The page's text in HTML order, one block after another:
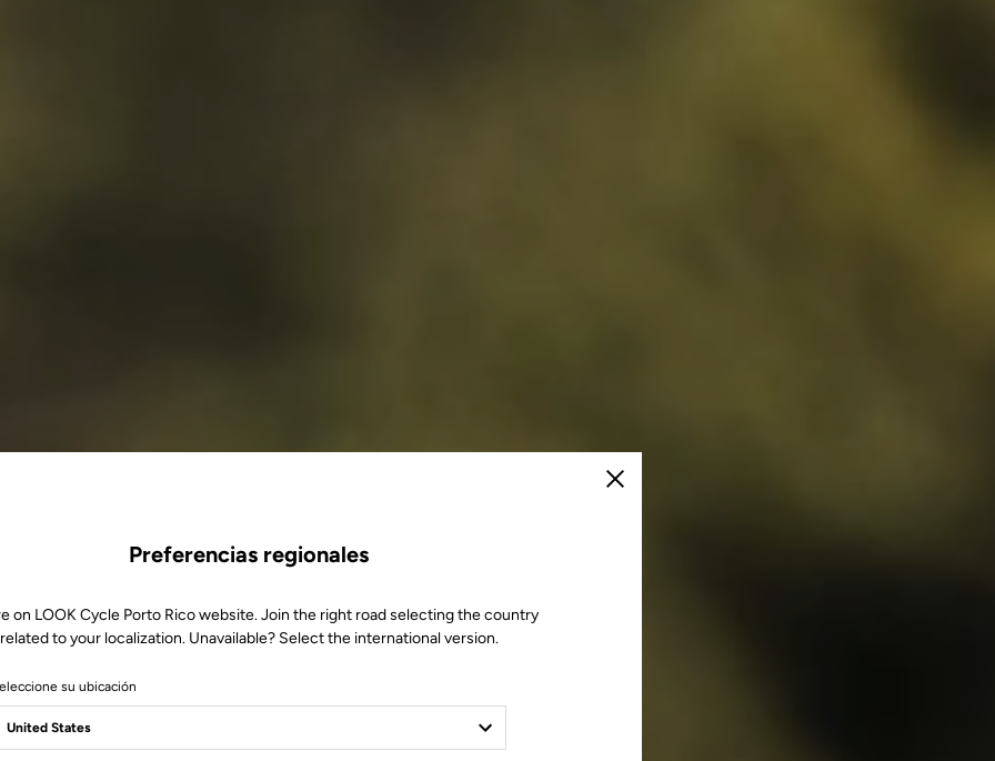
Cerrar
Preferencias regionales
on LOOK Cycle Porto Rico website. Join the right road selecting the country
related to your localization. Unavailable? Select the international version.
su ubicación